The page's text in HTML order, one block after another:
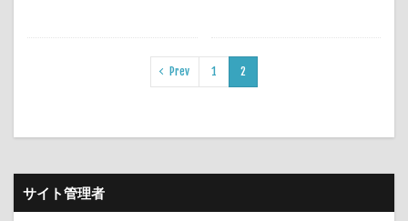
Prev 1 2
サイト管理者